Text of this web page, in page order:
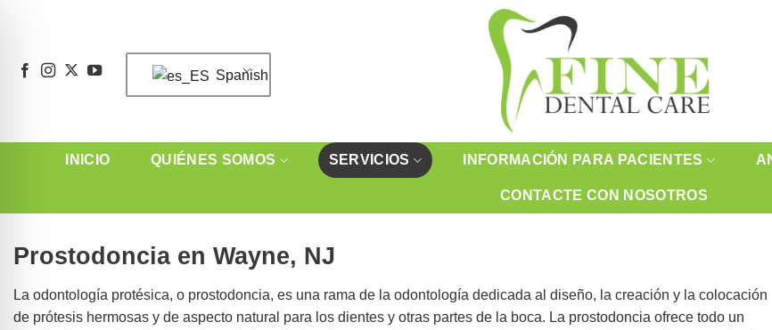
Spanish
INICIO QUIÉNES SOMOS SERVICIOS INFORMACIÓN PARA PACIENTES
CONTACTE CON NOSOTROS
Prostodoncia en Wayne, NJ
La odontología protésica, o prostodoncia, es una rama de la odontología dedicada al diseño, la creación y la colocación
de prótesis hermosas y de aspecto natural para los dientes y otras partes de la boca. La prostodoncia ofrece todo un